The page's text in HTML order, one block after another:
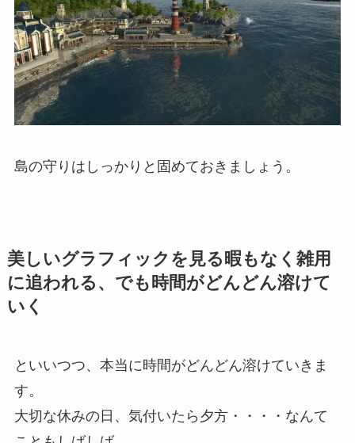
島の守りはしっかりと固めておきましょう。
美しいグラフィックを見る暇もなく雑用
に追われる、でも時間がどんどん溶けて
いく
といいつつ、本当に時間がどんどん溶けていきま
す。
大切な休みの日、気付いたら夕方・・・・なんて